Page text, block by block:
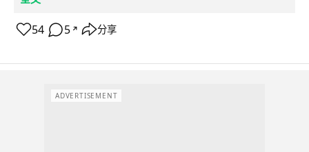
54 5 ↗ 分享
ADVERTISEMENT